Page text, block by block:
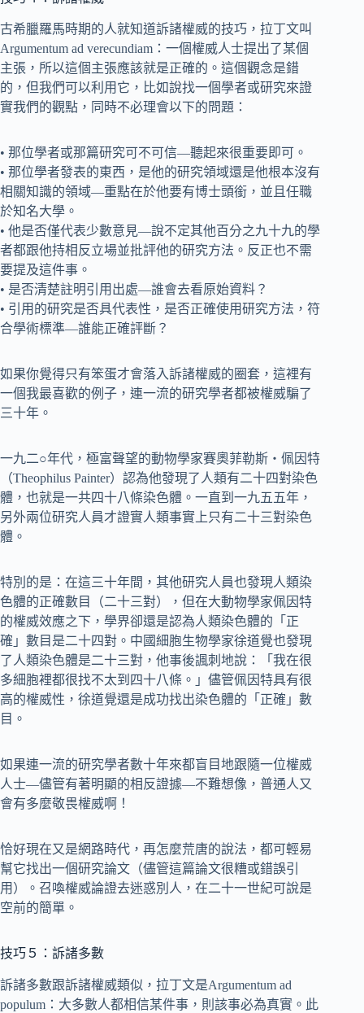
古希臘羅馬時期的人就知道訴諸權威的技巧，拉丁文叫
Argumentum ad verecundiam：一個權威人士提出了某個
主張，所以這個主張應該就是正確的。這個觀念是錯
的，但我們可以利用它，比如說找一個學者或研究來證
實我們的觀點，同時不必理會以下的問題：
• 那位學者或那篇研究可不可信—聽起來很重要即可。
• 那位學者發表的東西，是他的研究領域還是他根本沒有
相關知識的領域—重點在於他要有博士頭銜，並且任職
於知名大學。
• 他是否僅代表少數意見—說不定其他百分之九十九的學
者都跟他持相反立場並批評他的研究方法。反正也不需
要提及這件事。
• 是否清楚註明引用出處—誰會去看原始資料？
• 引用的研究是否具代表性，是否正確使用研究方法，符
合學術標準—誰能正確評斷？
如果你覺得只有笨蛋才會落入訴諸權威的圈套，這裡有
一個我最喜歡的例子，連一流的研究學者都被權威騙了
三十年。
一九二○年代，極富聲望的動物學家賽奧菲勒斯‧佩因特
（Theophilus Painter）認為他發現了人類有二十四對染色
體，也就是一共四十八條染色體。一直到一九五五年，
另外兩位研究人員才證實人類事實上只有二十三對染色
體。
特別的是：在這三十年間，其他研究人員也發現人類染
色體的正確數目（二十三對），但在大動物學家佩因特
的權威效應之下，學界卻還是認為人類染色體的「正
確」數目是二十四對。中國細胞生物學家徐道覺也發現
了人類染色體是二十三對，他事後諷刺地說：「我在很
多細胞裡都很找不太到四十八條。」儘管佩因特具有很
高的權威性，徐道覺還是成功找出染色體的「正確」數
目。
如果連一流的研究學者數十年來都盲目地跟隨一位權威
人士—儘管有著明顯的相反證據—不難想像，普通人又
會有多麼敬畏權威啊！
恰好現在又是網路時代，再怎麼荒唐的說法，都可輕易
幫它找出一個研究論文（儘管這篇論文很糟或錯誤引
用）。召喚權威論證去迷惑別人，在二十一世紀可說是
空前的簡單。
技巧５：訴諸多數
訴諸多數跟訴諸權威類似，拉丁文是Argumentum ad
populum：大多數人都相信某件事，則該事必為真實。此